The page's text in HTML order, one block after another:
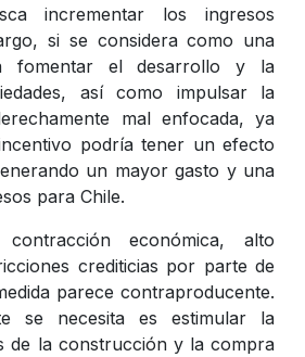
incrementar los ingresos
si se considera como una
fomentar el desarrollo y la
así como impulsar la
mal enfocada, ya
podría tener un efecto
un mayor gasto y una
para Chile.
económica, alto
crediticias por parte de
parece contraproducente.
se necesita es estimular la
de la construcción y la compra